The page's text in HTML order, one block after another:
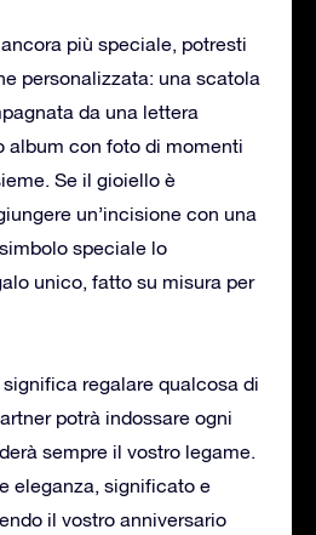
più speciale, potresti
personalizzata: una scatola
da una lettera
album con foto di momenti
Se il gioiello è
un’incisione con una
speciale lo
unico, fatto su misura per
regalare qualcosa di
potrà indossare ogni
sempre il vostro legame.
eleganza, significato e
il vostro anniversario